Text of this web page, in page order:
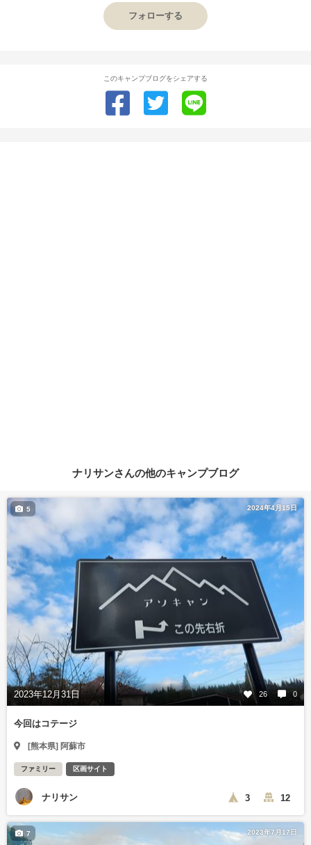
フォローする
このキャンプブログをシェアする
ナリサンさんの他のキャンプブログ
2024年4月15日
2023年12月31日 26 0
5
今回はコテージ
[熊本県] 阿蘇市
ファミリー 区画サイト
ナリサン 3 12
2023年7月17日
7